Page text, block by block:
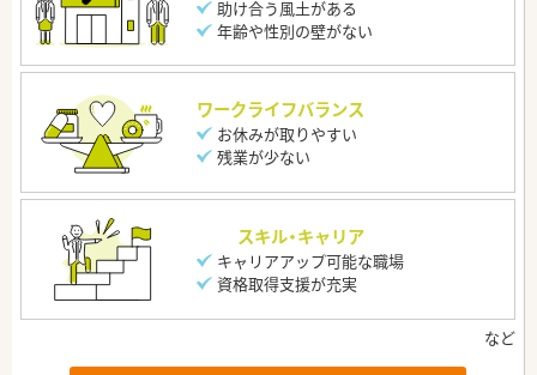
助け合う風土がある
年齢や性別の壁がない
ワークライフバランス
お休みが取りやすい
残業が少ない
スキル・キャリア
キャリアアップ可能な職場
資格取得支援が充実